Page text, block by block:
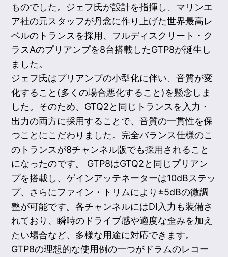
ものでした。ジェフ氏が設計を指揮し、マリンエ
ア社の元スタッフが丹念に作り上げた世界最高レ
ベルのトランスを採用、フルディスクリート・ク
ラスAのプリアンプを8台搭載したGTP8が誕生し
ました。
ジェフ氏はプリアンプの小型化に伴い、音質が変
化すること(多くの場合悪化すること)を懸念しま
した。そのため、GTQ2と同じトランスを入力・
出力の両方に採用することで、音質の一貫性を保
つことにこだわりました。完全バランス仕様のこ
のトランスが8チャンネル版でも採用されること
になったのです。 GTP8はGTQ2と同じプリアン
プを搭載し、ゲインアッテネーターは10dBステッ
プ、さらにファイン・トリムにより±5dBの微調
整が可能です。各チャンネルにはDI入力も装備さ
れており、瞬時のドライブ感や適度な歪みを加え
たい場合など、多様な用途に対応できます。
GTP8の理想的な使用例の一つがドラムのレコー